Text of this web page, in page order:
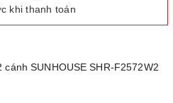
khi thanh toán
SUNHOUSE SHR-F2572W2